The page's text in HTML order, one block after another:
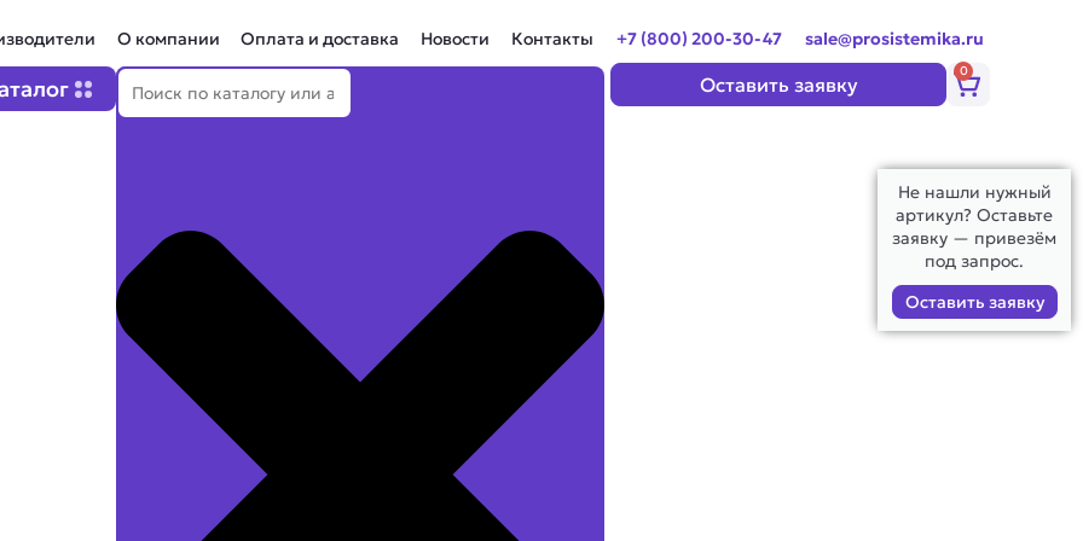
О компании Оплата и доставка Новости Контакты
Поиск
Open Каталог
+7 (800) 200-30-47 sale@prosistemika.ru
Оставить заявку
0
Корзина
Не нашли нужный
артикул? Оставьте
заявку — привезём
под запрос.
Оставить заявку